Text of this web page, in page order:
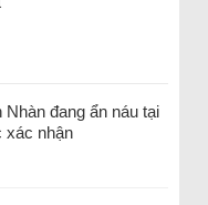
đang ẩn náu tại
nhận